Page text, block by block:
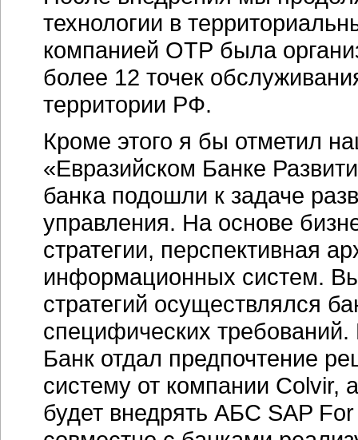
технологии в
компанией ОТР была
более 12 точек
территории РФ.
Кроме этого я бы отметил
«Евразийском Банке
банка подошли к задаче
управления. На основе
стратегии, перспективная
информационных систем.
стратегий осуществлялся
специфических
Банк отдал предпочтение
систему от компании Colvir,
будет внедрять АБС SAP